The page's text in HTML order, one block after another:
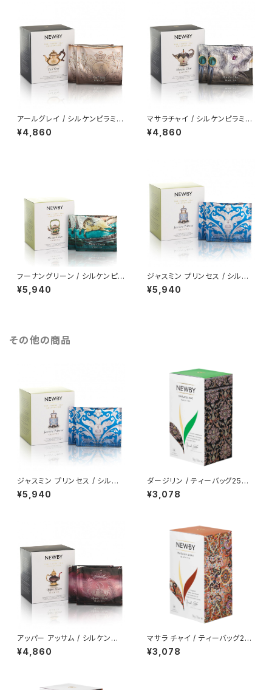
アールグレイ / シルケンピラミッ
ドティーバッグ15個入り
¥4,860
マサラチャイ / シルケンピラミッ
ドティーバッグ15個入り
¥4,860
フーナングリーン / シルケンピラ
ミッドティーバッグ15個入り
¥5,940
ジャスミン プリンセス / シルケ
ンピラミッドティーバッグ15個入
り
¥5,940
その他の商品
ジャスミン プリンセス / シルケ
ンピラミッドティーバッグ15個入
り
¥5,940
ダージリン / ティーバッグ25個
入り
¥3,078
アッパー アッサム / シルケンピラ
ミッドティーバッグ15個入り
¥4,860
マサラ チャイ / ティーバッグ25
個入り
¥3,078